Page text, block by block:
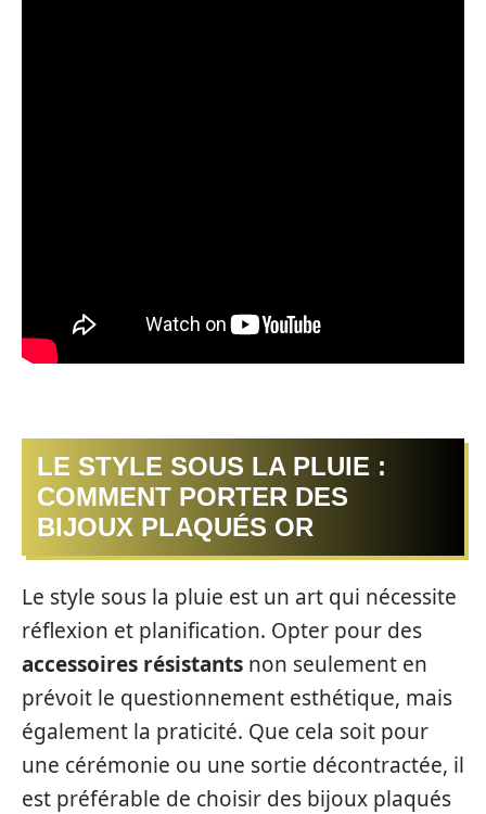
LE STYLE SOUS LA PLUIE :
COMMENT PORTER DES
BIJOUX PLAQUÉS OR
Le style sous la pluie est un art qui nécessite
réflexion et planification. Opter pour des
accessoires résistants non seulement en
prévoit le questionnement esthétique, mais
également la praticité. Que cela soit pour
une cérémonie ou une sortie décontractée, il
est préférable de choisir des bijoux plaqués